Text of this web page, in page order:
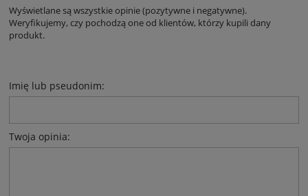
Wyświetlane są wszystkie opinie (pozytywne i negatywne).
Weryfikujemy, czy pochodzą one od klientów, którzy kupili dany
produkt.
Imię lub pseudonim:
Twoja opinia: